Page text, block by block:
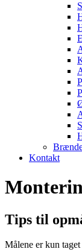
Kontakt
Tips til
Målene er kun